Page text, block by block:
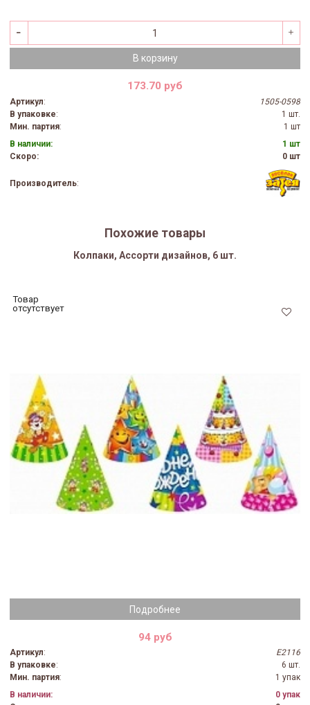
В корзину
173.70 руб
Артикул:
1505-0598
В упаковке:
1 шт.
Мин. партия:
1 шт
В наличии:
1 шт
Скоро:
0 шт
Производитель:
Похожие товары
Колпаки, Ассорти дизайнов, 6 шт.
Подробнее
Товар
отсутствует
94 руб
Артикул:
E2116
В упаковке:
6 шт.
Мин. партия:
1 упак
В наличии:
0 упак